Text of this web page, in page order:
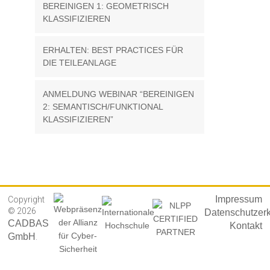
BEREINIGEN 1: GEOMETRISCH
KLASSIFIZIEREN
ERHALTEN: BEST PRACTICES FÜR
DIE TEILEANLAGE
ANMELDUNG WEBINAR “BEREINIGEN
2: SEMANTISCH/FUNKTIONAL
KLASSIFIZIEREN”
Copyright
© 2026
CADBAS
GmbH
Impressum
Kontakt